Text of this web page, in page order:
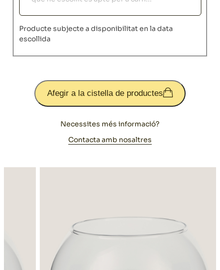
Producte subjecte a disponibilitat en la data
escollida
Afegir a la cistella de productes
Necessites més informació?
Contacta amb nosaltres